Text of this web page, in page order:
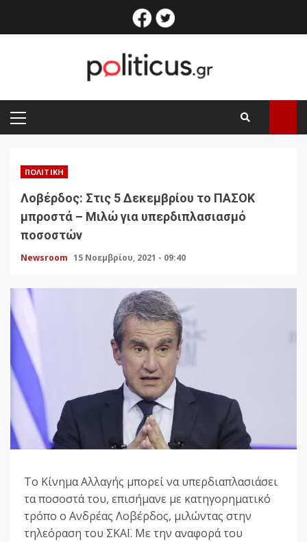
facebook
PRIMARY
MENU
ΠΟΛΙΤΙΚΉ
Λοβέρδος: Στις 5 Δεκεμβρίου το ΠΑΣΟΚ
μπροστά – Μιλώ για υπερδιπλασιασμό
ποσοστών
Newsroom 15 Νοεμβρίου, 2021 - 09:40
Το Κίνημα Αλλαγής μπορεί να υπερδιαπλασιάσει
τα ποσοστά του, επισήμανε με κατηγορηματικό
τρόπο ο Ανδρέας Λοβέρδος, μιλώντας στην
τηλεόραση του ΣΚΑΪ. Με την αναφορά του